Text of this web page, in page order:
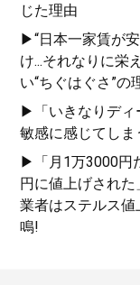
じた理由
▶“日本一家賃が
け...それなりに栄
い“ちぐはぐさ”の
▶「いきなりディ
敏感に感じてしま
▶「月1万3000円
円に値上げされた
業者はステルス
鳴!